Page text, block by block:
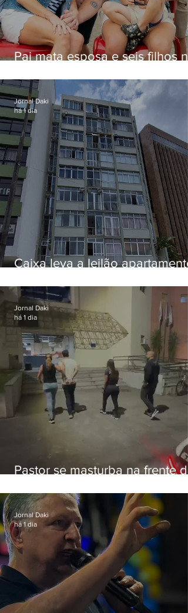
Pai mata esposa e seis filhos
Caixa leva a leilão apartamento
Botafogo
Jornal Daki
há 1 dia
Pastor se masturba na frente de
Jornal Daki
há 1 dia
Jornal Daki
há 1 dia